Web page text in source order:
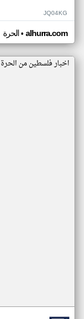
JQ04KG
الحرة• alhurra.com
اخبار فلسطين من الحرة